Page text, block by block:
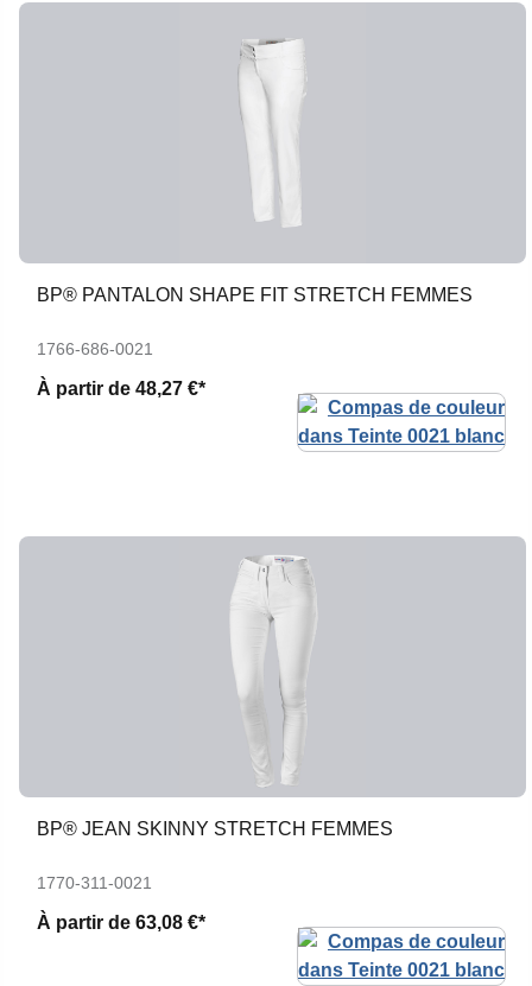
BP® PANTALON SHAPE FIT STRETCH FEMMES
1766-686-0021
À partir de 48,27 €*
BP® JEAN SKINNY STRETCH FEMMES
1770-311-0021
À partir de 63,08 €*